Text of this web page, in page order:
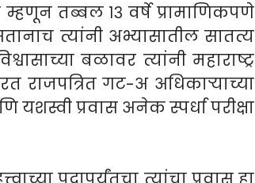
तब्बल १३ वर्षे प्रामाणिकपणे
त्यांनी अभ्यासातील सातत्य
बळावर त्यांनी महाराष्ट्र
राजपत्रित गट-अ अधिकाऱ्याच्या
प्रवास अनेक स्पर्धा परीक्षा